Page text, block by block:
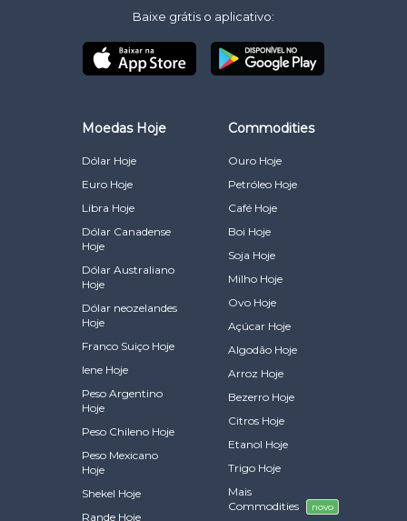
Baixe grátis o aplicativo:
Moedas Hoje
Dólar Hoje
Euro Hoje
Libra Hoje
Dólar Canadense
Hoje
Dólar Australiano
Hoje
Dólar neozelandes
Hoje
Franco Suiço Hoje
Iene Hoje
Peso Argentino
Hoje
Peso Chileno Hoje
Peso Mexicano
Hoje
Shekel Hoje
Rande Hoje
Commodities
Ouro Hoje
Petróleo Hoje
Café Hoje
Boi Hoje
Soja Hoje
Milho Hoje
Ovo Hoje
Açúcar Hoje
Algodão Hoje
Arroz Hoje
Bezerro Hoje
Citros Hoje
Etanol Hoje
Trigo Hoje
Mais
Commodities
novo